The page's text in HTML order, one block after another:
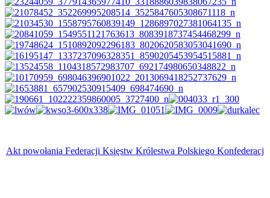
Akt powołania Federacji Księstw Królestwa Polskiego Konfederacj